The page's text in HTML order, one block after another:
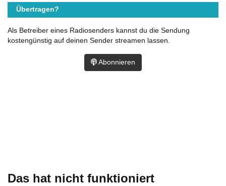
Das hat nicht funktioniert
Übertragen?
Als Betreiber eines Radiosenders kannst du die Sendung
kostengünstig auf deinen Sender streamen lassen.
Abonnieren